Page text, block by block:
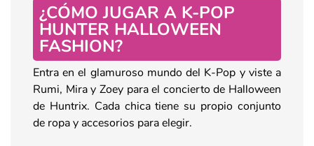
¿CÓMO JUGAR A K-POP
HUNTER HALLOWEEN
FASHION?
Entra en el glamuroso mundo del K-Pop y viste a
Rumi, Mira y Zoey para el concierto de Halloween
de Huntrix. Cada chica tiene su propio conjunto
de ropa y accesorios para elegir.